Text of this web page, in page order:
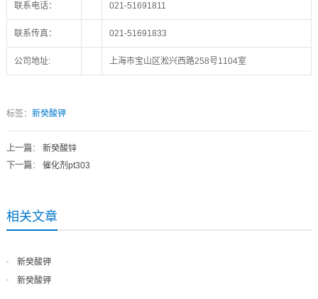
联系电话： 021-51691811
联系传真： 021-51691833
公司地址: 上海市宝山区淞兴西路258号1104室
标签： 新癸酸钾
上一篇： 新癸酸锌
下一篇： 催化剂pt303
相关文章
新癸酸钾
新癸酸钾